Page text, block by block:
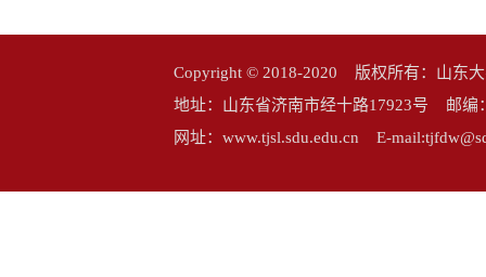
Copyright © 2018-2020 版权所有：山东
地址：山东省济南市经十路17923号 邮
网址：www.tjsl.sdu.edu.cn E-